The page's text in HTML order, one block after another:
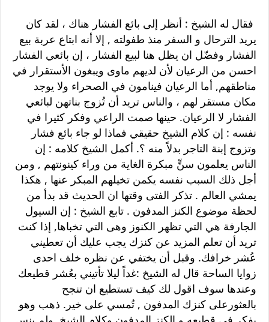
فقال له الشيخ : أنظر إلى بائع الفشار هناك ، لقد كان
يريد الترحال و السفر منذ طفولته , إلا أنه ابتاع عربة بيع
الفشار وفضّل ان يظل هنا لبيع الفشار ، إن بائعي الفشار
احسن من الرعيان لأن لديهم ماوى ويبغون الأستقرار في
مناطقهم, أما الرعيان فينامون في الصحراء ولا يوجد
مكان مستقر لهم ، والناس تريد أن تُزوج بناتهن لبائعي
الفشار لا الرعيان. حينها صمت الراعي وفكر كثيرا في
نفسه : إن كلام الشيخ حقيقي فماذا لو جاء بائع فشار
وتزوج إبنة التاجر بدلاً منه ؟. أكمل الشيخ كلامه : إن
الناس يعلمون سنٍّ مبكرة الغاية من وراء كينونتهم , ومن
أجل ذلك السبب نفسه يكمن تخيلهم المبكر عنها , هكذا
يمشي العالم . تذكر الفتى وقتها ان الحديث قد بدأ من
لحظة موضوع الكنز المدفون . تابع الشيخ : إن السيول
الجارفة هي التي تظهر الكنوز وهى التي تخباها, إذا كنت
تريد أن تعلم المزيد عن كنزك يجب عليك أن تعطيني
عُشر خرافك. وقبل أن يختفي عن نظره خلف احدى
زوايا الساحة قال له الشيخ :غداً ليلا تأتيني بعُشر قطيعك
وعندها سوف اقول لك كيف تستطيع ان تنجح
بالعثورعلى كنزك المدفون , تُمسي على خير. ذهب وهو